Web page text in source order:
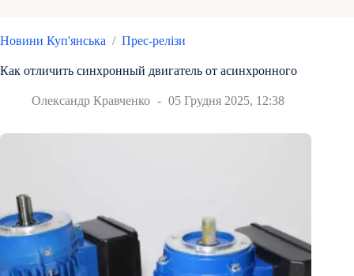
Новини Куп'янська / Прес-релізи
Как отличить синхронный двигатель от асинхронного
Олександр Кравченко 05 Грудня 2025, 12:38